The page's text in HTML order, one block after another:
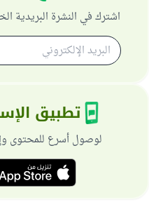
اشترك في النشرة البريدية
تطبيق
لوصول أسرع للمحتوى